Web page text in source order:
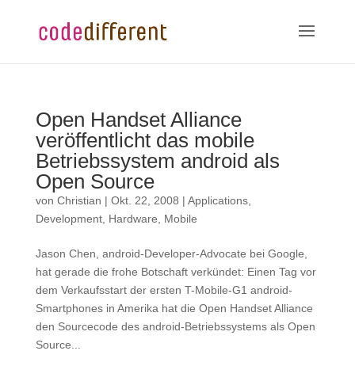
Open Handset Alliance
veröffentlicht das mobile
Betriebssystem android als
Open Source
von Christian | Okt. 22, 2008 | Applications,
Development, Hardware Mobile
Jason Chen, android-Developer-Advocate bei Google,
hat gerade die frohe Botschaft verkündet: Einen Tag vor
dem Verkaufsstart der ersten T-Mobile-G1 android-
Smartphones in Amerika hat die Open Handset Alliance
den Sourcecode des android-Betriebssystems als Open
Source...